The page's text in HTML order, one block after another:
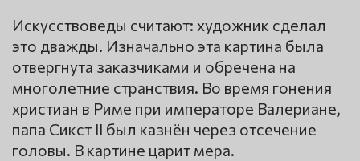
Искусствоведы считают: художник сделал
это дважды. Изначально эта картина была
отвергнута заказчиками и обречена на
многолетние странствия. Во время гонения
христиан в Риме при императоре Валериане,
папа Сикст II был казнён через отсечение
головы. В картине царит мера.